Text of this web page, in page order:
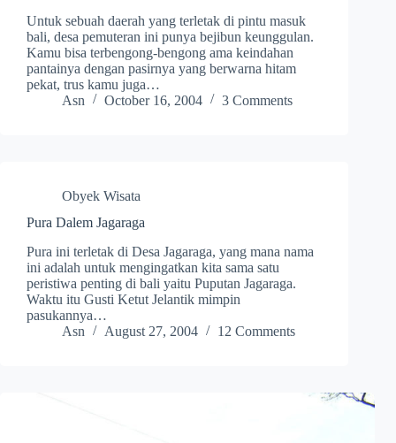
Untuk sebuah daerah yang terletak di pintu masuk
bali, desa pemuteran ini punya bejibun keunggulan.
Kamu bisa terbengong-bengong ama keindahan
pantainya dengan pasirnya yang berwarna hitam
pekat, trus kamu juga…
Asn
October 16, 2004 3 Comments
Obyek Wisata
Pura Dalem Jagaraga
Pura ini terletak di Desa Jagaraga, yang mana nama
ini adalah untuk mengingatkan kita sama satu
peristiwa penting di bali yaitu Puputan Jagaraga.
Waktu itu Gusti Ketut Jelantik mimpin
pasukannya…
Asn
August 27, 2004 12 Comments